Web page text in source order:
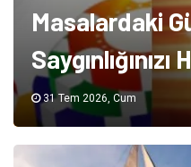
Masalardaki
Saygınlığınızı
31 Tem 2026, Cum